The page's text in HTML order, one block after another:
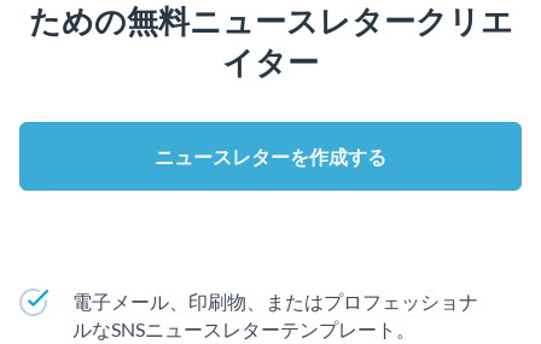
ための無料ニュースレタークリエ
イター
ニュースレターを作成する
電子メール、印刷物、またはプロフェッショナ
ルなSNSニュースレターテンプレート。